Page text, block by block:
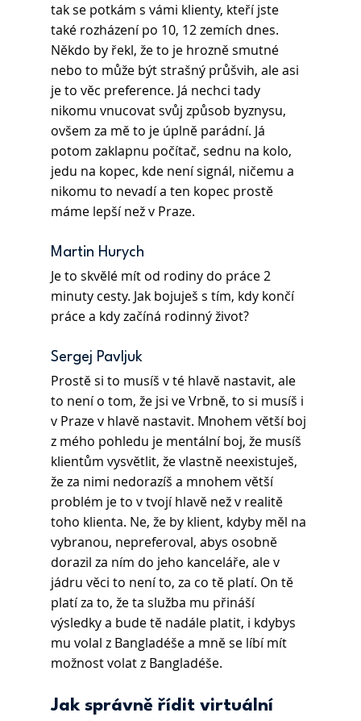
tak se potkám s vámi klienty, kteří jste
také rozházení po 10, 12 zemích dnes.
Někdo by řekl, že to je hrozně smutné
nebo to může být strašný průšvih, ale asi
je to věc preference. Já nechci tady
nikomu vnucovat svůj způsob byznysu,
ovšem za mě to je úplně parádní. Já
potom zaklapnu počítač, sednu na kolo,
jedu na kopec, kde není signál, ničemu a
nikomu to nevadí a ten kopec prostě
máme lepší než v Praze.
Martin Hurych
Je to skvělé mít od rodiny do práce 2
minuty cesty. Jak bojuješ s tím, kdy končí
práce a kdy začíná rodinný život?
Sergej Pavljuk
Prostě si to musíš v té hlavě nastavit, ale
to není o tom, že jsi ve Vrbně, to si musíš i
v Praze v hlavě nastavit. Mnohem větší boj
z mého pohledu je mentální boj, že musíš
klientům vysvětlit, že vlastně neexistuješ,
že za nimi nedorazíš a mnohem větší
problém je to v tvojí hlavě než v realitě
toho klienta. Ne, že by klient, kdyby měl na
vybranou, nepreferoval, abys osobně
dorazil za ním do jeho kanceláře, ale v
jádru věci to není to, za co tě platí. On tě
platí za to, že ta služba mu přináší
výsledky a bude tě nadále platit, i kdybys
mu volal z Bangladéše a mně se líbí mít
možnost volat z Bangladéše.
Jak správně řídit virtuální